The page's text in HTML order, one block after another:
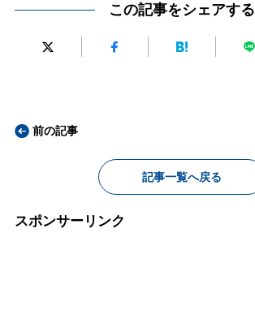
この記事をシェアする
前の記事
記事一覧へ戻る
スポンサーリンク